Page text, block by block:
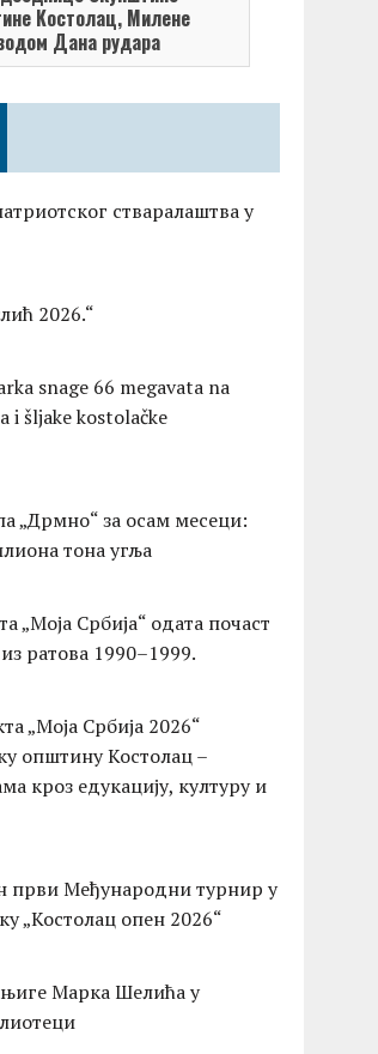
Kостолац, Милене
Дана рудара
стваралаштва у
2026.“
snage 66 megavata na
i šljake kostolačke
„Дрмно“ за осам месеци:
тона угља
„Моја Србија“ одата почаст
ратова 1990–1999.
„Моја Србија 2026“
општину Костолац –
кроз едукацију, културу и
први Међународни турнир у
„Костолац опен 2026“
Марка Шелића у